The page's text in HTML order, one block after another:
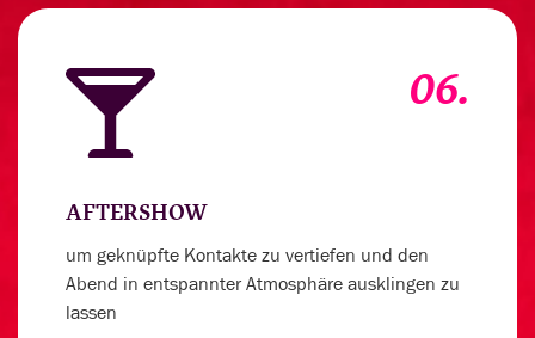
06.
AFTERSHOW
um geknüpfte Kontakte zu vertiefen und den
Abend in entspannter Atmosphäre ausklingen zu
lassen